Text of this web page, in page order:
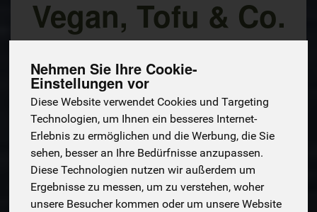
Nehmen Sie Ihre Cookie-
Einstellungen vor
Diese Website verwendet Cookies und Targeting
Technologien, um Ihnen ein besseres Internet-
Erlebnis zu ermöglichen und die Werbung, die Sie
sehen, besser an Ihre Bedürfnisse anzupassen.
Diese Technologien nutzen wir außerdem um
Ergebnisse zu messen, um zu verstehen, woher
unsere Besucher kommen oder um unsere Website
Vegan, Tofu & Co.